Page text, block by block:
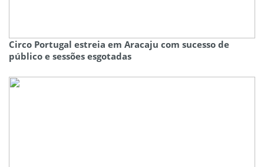
Circo Portugal estreia em Aracaju com sucesso de
público e sessões esgotadas